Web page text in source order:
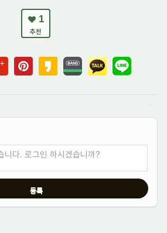
1
추천
니다. 로그인 하시겠습니까?